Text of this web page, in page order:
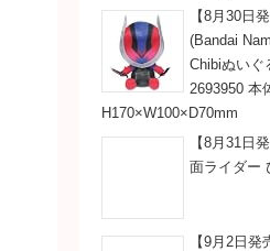
【8月30日
(Bandai
Chibiぬいぐ
2693950 本
H170×W100×D70mm
【8月31日
面ライダー
【9月2日